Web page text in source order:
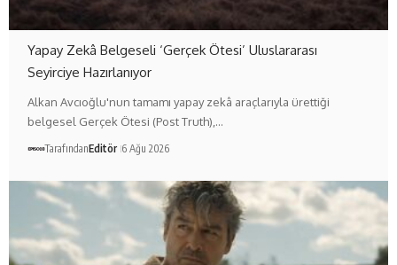
Yapay Zekâ Belgeseli ‘Gerçek Ötesi’ Uluslararası
Seyirciye Hazırlanıyor
Alkan Avcıoğlu'nun tamamı yapay zekâ araçlarıyla ürettiği
belgesel Gerçek Ötesi (Post Truth),…
TarafındanEditör 6 Ağu 2026